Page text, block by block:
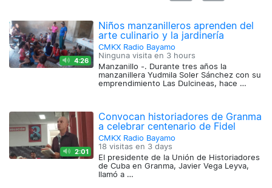
4:26
Niños manzanilleros aprenden del
arte culinario y la jardinería
CMKX Radio Bayamo
Ninguna visita en 3 hours
Manzanillo -. Durante tres años la
manzanillera Yudmila Soler Sánchez con su
emprendimiento Las Dulcineas, hace …
2:01
Convocan historiadores de Granma
a celebrar centenario de Fidel
CMKX Radio Bayamo
18 visitas en 3 days
El presidente de la Unión de Historiadores
de Cuba en Granma, Javier Vega Leyva,
llamó a …